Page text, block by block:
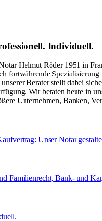
Individuell.
Helmut Röder 1951 in
fortwährende Spezialisierung
Berater stellt dabei
Wir beraten heute in
Unternehmen, Banken,
Unser Notar
Familienrecht, Bank- und